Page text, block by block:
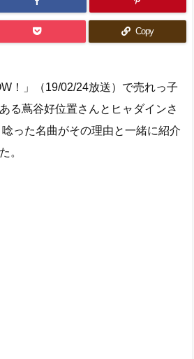
Copy
！」（19/02/24放送）で売れっ子
る蔦谷好位置さんとヒャダインさ
った名曲がその理由と一緒に紹介
。